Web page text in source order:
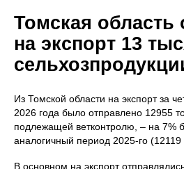
Томская область
на экспорт 13
Из Томской области на экспорт за
2026 года было отправлено 12955
подлежащей ветконтролю, – на 7%
аналогичный период 2025-го (12119
В основном на экспорт